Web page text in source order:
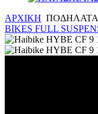
ΑΡΧΙΚΗ ΠΟΔΗΛΑΤΑ
BIKES FULL